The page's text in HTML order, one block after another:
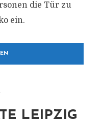
die Tür zu
ein.
LEIPZIG